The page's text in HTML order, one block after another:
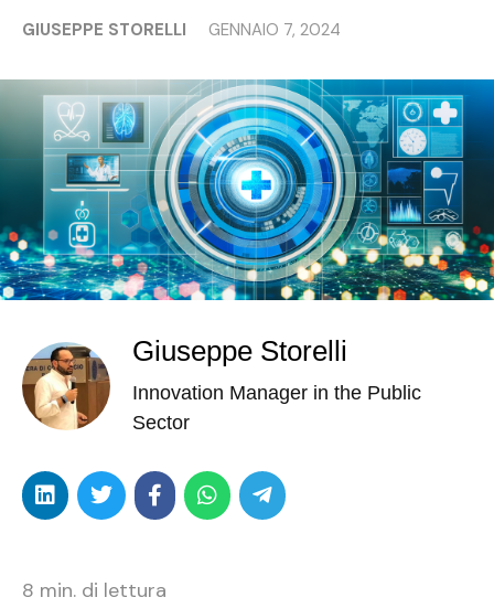
GIUSEPPE STORELLI GENNAIO 7, 2024
Giuseppe Storelli
Innovation Manager in the Public
Sector
8 min. di lettura